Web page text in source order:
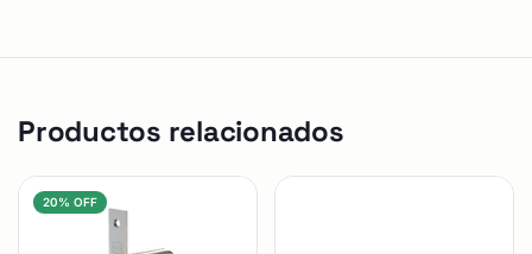
Productos relacionados
20% OFF